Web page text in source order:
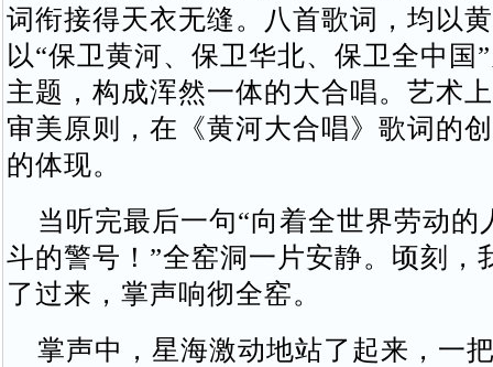
词衔接得天衣无缝。八首歌词，均以
以“保卫黄河、保卫华北、保卫全中国
主题，构成浑然一体的大合唱。艺术
审美原则，在《黄河大合唱》歌词的
的体现。
当听完最后一句“向着全世界劳动的
斗的警号！”全窑洞一片安静。顷刻，
了过来，掌声响彻全窑。
掌声中，星海激动地站了起来，一